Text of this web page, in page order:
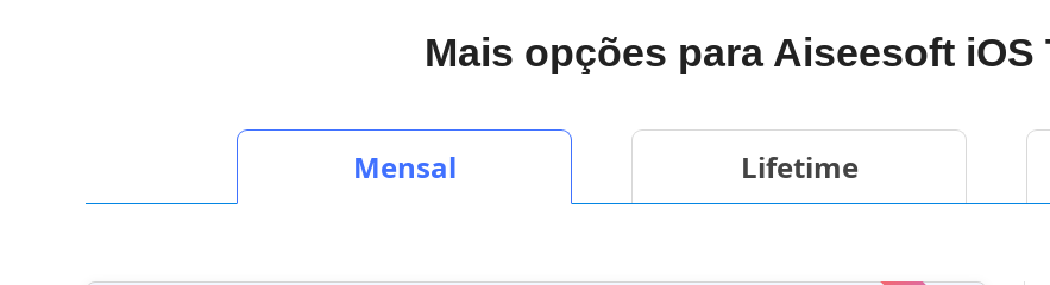
Mais opções para Aiseesoft iOS
Mensal Lifetime